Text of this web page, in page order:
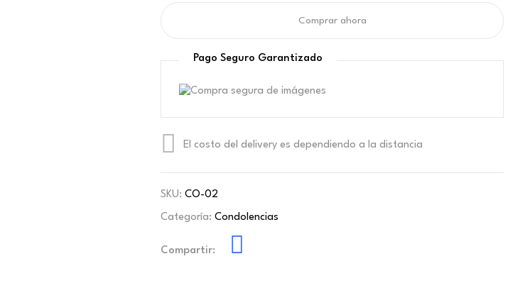
Comprar ahora
Pago Seguro Garantizado
El costo del delivery es dependiendo a la distancia
SKU:CO-02
Categoría:Condolencias
Compartir: